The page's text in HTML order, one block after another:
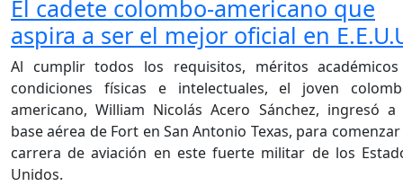
El cadete colombo-americano que
aspira a ser el mejor oficial en
Al cumplir todos los requisitos, méritos
condiciones físicas e intelectuales, el joven
americano, William Nicolás Acero Sánchez, ingresó a
base aérea de Fort en San Antonio Texas, para
carrera de aviación en este fuerte militar de los
Unidos.